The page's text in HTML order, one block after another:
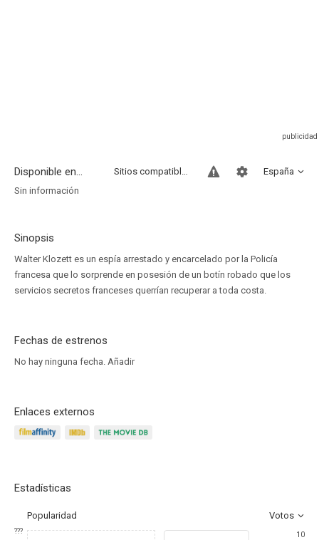
Disponible en... España
Sitios compatibles
Sin información
Sinopsis
Walter Klozett es un espía arrestado y encarcelado por la Policía
francesa que lo sorprende en posesión de un botín robado que los
servicios secretos franceses querrían recuperar a toda costa.
Fechas de estrenos
No hay ninguna fecha. Añadir
Enlaces externos
Estadísticas
Popularidad Votos
???
10